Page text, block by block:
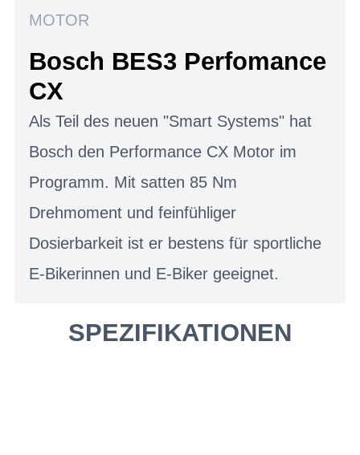
MOTOR
Bosch BES3 Perfomance
CX
Als Teil des neuen "Smart Systems" hat
Bosch den Performance CX Motor im
Programm. Mit satten 85 Nm
Drehmoment und feinfühliger
Dosierbarkeit ist er bestens für sportliche
E-Bikerinnen und E-Biker geeignet.
SPEZIFIKATIONEN